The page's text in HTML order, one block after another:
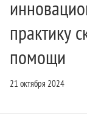
практику
помощи
21 октября 2024